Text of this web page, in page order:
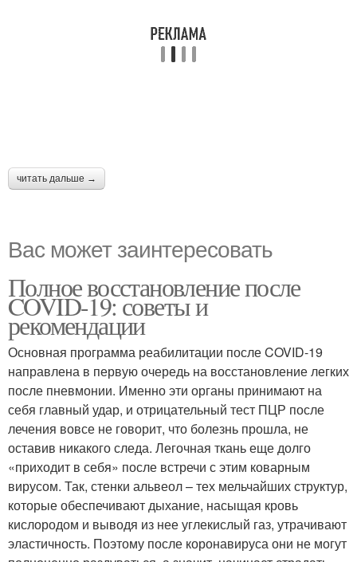
читать дальше →
Вас может заинтересовать
Полное восстановление после
COVID-19: советы и
рекомендации
Основная программа реабилитации после COVID-19
направлена в первую очередь на восстановление легких
после пневмонии. Именно эти органы принимают на
себя главный удар, и отрицательный тест ПЦР после
лечения вовсе не говорит, что болезнь прошла, не
оставив никакого следа. Легочная ткань еще долго
«приходит в себя» после встречи с этим коварным
вирусом. Так, стенки альвеол – тех мельчайших структур,
которые обеспечивают дыхание, насыщая кровь
кислородом и выводя из нее углекислый газ, утрачивают
эластичность. Поэтому после коронавируса они не могут